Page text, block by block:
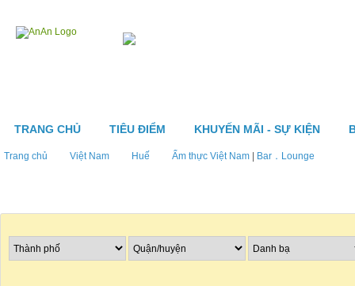
TRANG CHỦ TIÊU ĐIỂM KHUYẾN MÃI - SỰ KIỆN
Trang chủ Việt Nam Huế Ẩm thực Việt Nam Bar．Lounge